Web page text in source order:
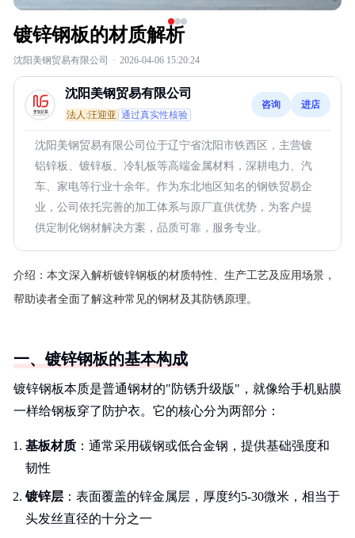
镀锌钢板的材质解析
沈阳美钢贸易有限公司 · 2026-04-06 15:20:24
沈阳美钢贸易有限公司
法人:汪迎亚 通过真实性核验
咨询 进店
沈阳美钢贸易有限公司位于辽宁省沈阳市铁西区，主营镀
铝锌板、镀锌板、冷轧板等高端金属材料，深耕电力、汽
车、家电等行业十余年。作为东北地区知名的钢铁贸易企
业，公司依托完善的加工体系与原厂直供优势，为客户提
供定制化钢材解决方案，品质可靠，服务专业。
介绍： 本文深入解析镀锌钢板的材质特性、生产工艺及应用场景，
帮助读者全面了解这种常见的钢材及其防锈原理。
一、镀锌钢板的基本构成
镀锌钢板本质是普通钢材的"防锈升级版"，就像给手机贴膜
一样给钢板穿了防护衣。它的核心分为两部分：
基板材质 ：通常采用碳钢或低合金钢，提供基础强度和
韧性
镀锌层 ：表面覆盖的锌金属层，厚度约5-30微米，相当于
头发丝直径的十分之一